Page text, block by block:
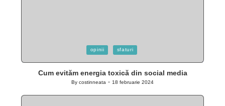
opinii sfaturi
Cum evităm energia toxică din social media
Posted
By costinneata 18 februarie 2024